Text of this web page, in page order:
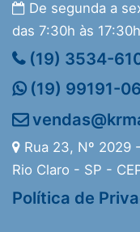
De segunda a
das 7:30h às
(19) 3534-
(19) 99191-
Rua 23, Nº 2029
Rio Claro - SP -
Política de